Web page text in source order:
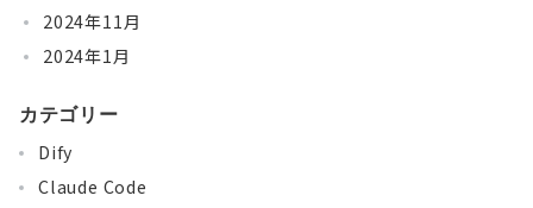
2024年11月
2024年1月
カテゴリー
Dify
Claude Code